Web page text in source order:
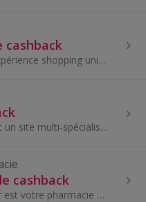
cashback
Inventeur d’une expérience shopping unique et toujours à la pointe des tendances, Sephora est un concept de distribution révolutionnaire depuis sa...
Cdiscount.com est un site multi-spécialiste qui propose des rémunérations adaptées par univers de vente mais également basé sur le volume des vente...
cashback
Shop-pharmacie.fr est votre pharmacie et parapharmacie en ligne pour la France.